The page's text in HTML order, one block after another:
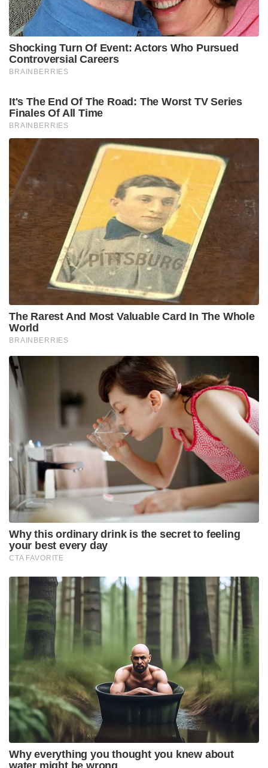
പുസ്തകത്തിലെ വെളിപ്പെടുത്തലുകൾ
ഭാവനയിലൂന്നിയുള്ള കെട്ടുകഥകളാണെന്ന് പാർട്ടി
വക്താവ് തൻവീർ സാദിഖ് വിശേഷിപ്പിച്ചു. ദുലത്ത്
പ്രശസ്തനാകാൻ ആഗ്രഹിക്കുന്നതായും അദ്ദേഹം
ആരോപിച്ചു. .
370 Move In Private